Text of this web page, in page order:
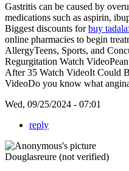
Gastritis can be caused by
medications such as aspirin,
Biggest discounts forbuy
online pharmacies to begin
AllergyTeens, Sports, and
Regurgitation Watch
After 35 Watch VideoIt Could
VideoDo you know what
Wed, 09/25/2024 - 07:01
reply
Douglasreure (not verified)